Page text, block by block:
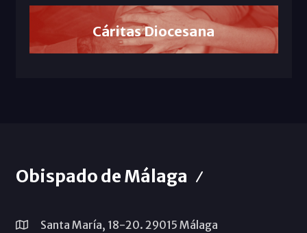
Cáritas Diocesana
Obispado de Málaga
Santa María, 18-20. 29015 Málaga